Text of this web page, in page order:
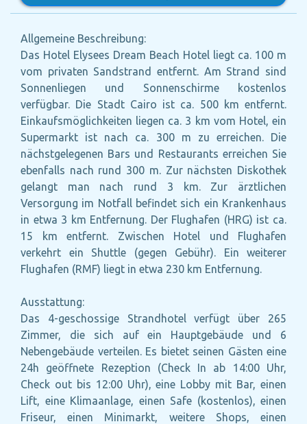
Allgemeine Beschreibung:
Das Hotel Elysees Dream Beach Hotel liegt ca. 100 m
vom privaten Sandstrand entfernt. Am Strand sind
Sonnenliegen und Sonnenschirme kostenlos
verfügbar. Die Stadt Cairo ist ca. 500 km entfernt.
Einkaufsmöglichkeiten liegen ca. 3 km vom Hotel, ein
Supermarkt ist nach ca. 300 m zu erreichen. Die
nächstgelegenen Bars und Restaurants erreichen Sie
ebenfalls nach rund 300 m. Zur nächsten Diskothek
gelangt man nach rund 3 km. Zur ärztlichen
Versorgung im Notfall befindet sich ein Krankenhaus
in etwa 3 km Entfernung. Der Flughafen (HRG) ist ca.
15 km entfernt. Zwischen Hotel und Flughafen
verkehrt ein Shuttle (gegen Gebühr). Ein weiterer
Flughafen (RMF) liegt in etwa 230 km Entfernung.
Ausstattung:
Das 4-geschossige Strandhotel verfügt über 265
Zimmer, die sich auf ein Hauptgebäude und 6
Nebengebäude verteilen. Es bietet seinen Gästen eine
24h geöffnete Rezeption (Check In ab 14:00 Uhr,
Check out bis 12:00 Uhr), eine Lobby mit Bar, einen
Lift, eine Klimaanlage, einen Safe (kostenlos), einen
Friseur, einen Minimarkt, weitere Shops, einen